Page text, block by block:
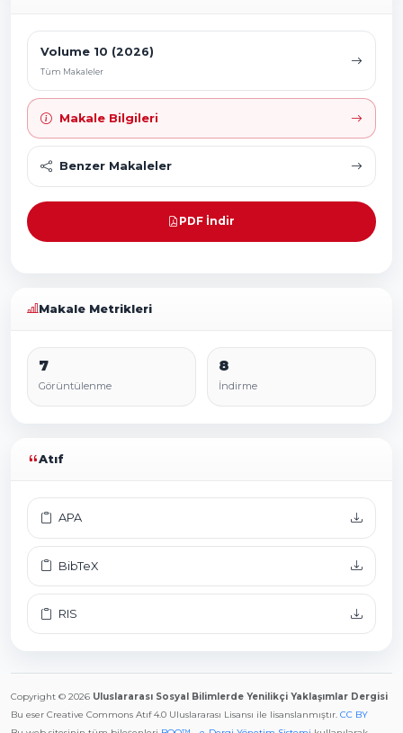
Volume 10 (2026)
Tüm Makaleler
Makale Bilgileri
Benzer Makaleler
PDF İndir
Makale Metrikleri
7
Görüntülenme
8
İndirme
Atıf
APA
BibTeX
RIS
Copyright © 2026 Uluslararası Sosyal Bilimlerde Yenilikçi Yaklaşımlar Dergisi
Bu eser Creative Commons Atıf 4.0 Uluslararası Lisansı ile lisanslanmıştır. CC BY